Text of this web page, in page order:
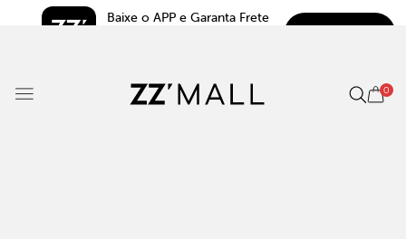
Baixe o APP e Garanta Frete
0